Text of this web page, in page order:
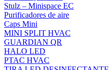
Stulz – Minispace EC
Purificadores de aire
Caps Mini
MINI SPLIT HVAC
GUARDIAN QR
HALO LED
PTAC HVAC